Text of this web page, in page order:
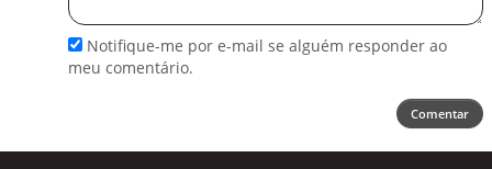
Notifique-me por e-mail se alguém responder ao
meu comentário.
Comentar